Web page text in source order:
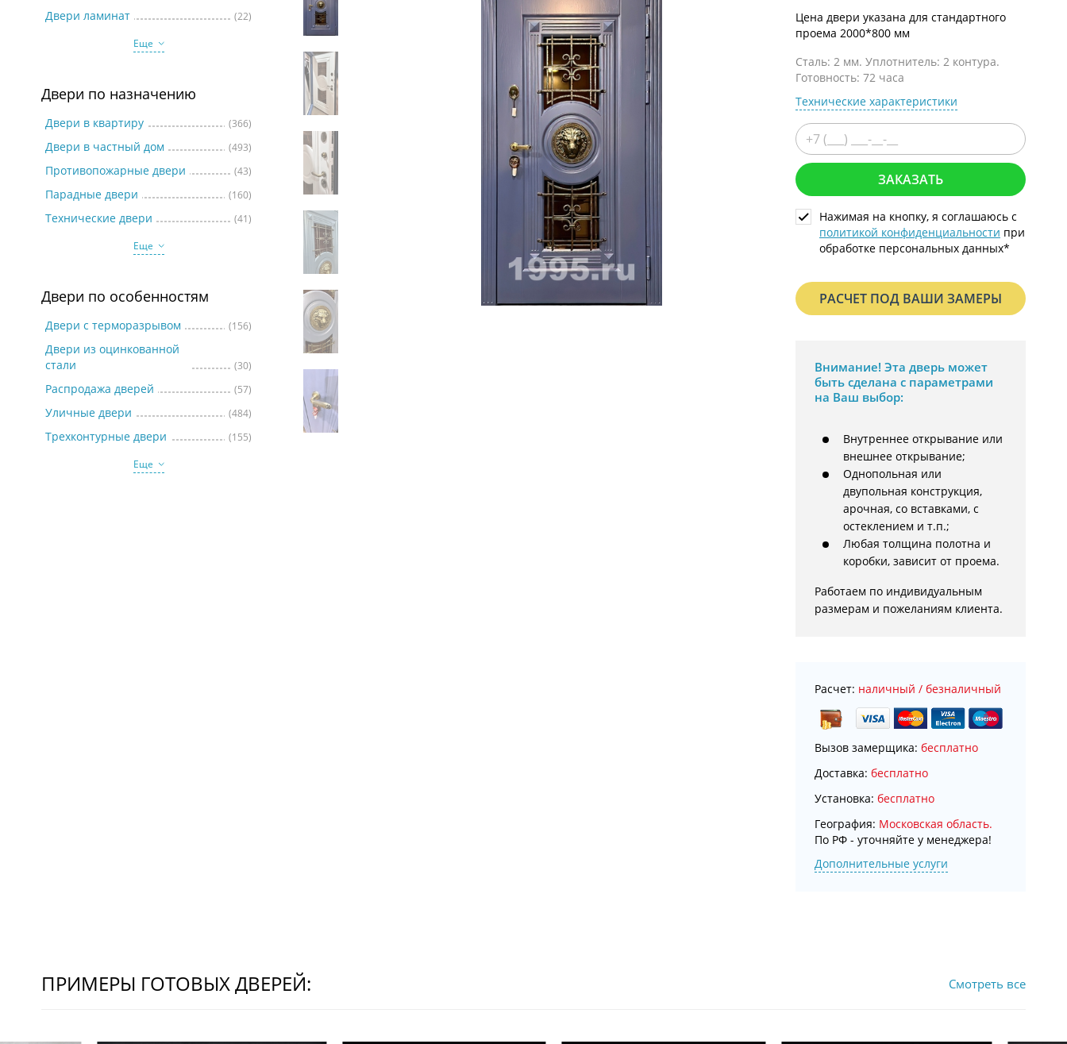
Коричневые двери
Двери ламинат
(22)
Еще
Двери по назначению
Двери в квартиру (366)
Двери в частный дом (493)
Противопожарные двери (43)
Парадные двери (160)
Технические двери
(41)
Еще
Двери по особенностям
Двери с терморазрывом (156)
Двери из оцинкованной
стали
(30)
Распродажа дверей (57)
Уличные двери (484)
Трехконтурные двери
(155)
Еще
Цена двери указана для стандартного
проема 2000*800 мм
Сталь: 2 мм. Уплотнитель: 2 контура.
Готовность: 72 часа
Технические характеристики
ЗАКАЗАТЬ
Нажимая на кнопку, я соглашаюсь с
политикой конфиденциальности при
обработке персональных данных*
РАСЧЕТ ПОД ВАШИ ЗАМЕРЫ
Внимание! Эта дверь может
быть сделана с параметрами
на Ваш выбор:
Внутреннее открывание или
внешнее открывание;
Однопольная или
двупольная конструкция,
арочная, со вставками, с
остеклением и т.п.;
Любая толщина полотна и
коробки, зависит от проема.
Работаем по индивидуальным
размерам и пожеланиям клиента.
Расчет: наличный / безналичный
Вызов замерщика: бесплатно
Доставка: бесплатно
Установка: бесплатно
География: Московская область.
По РФ - уточняйте у менеджера!
Дополнительные услуги
ПРИМЕРЫ ГОТОВЫХ ДВЕРЕЙ: Смотреть все